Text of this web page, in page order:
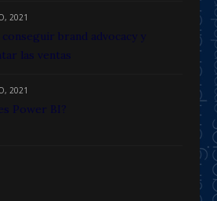
2021
brand advocacy y
las ventas
2021
Power BI?